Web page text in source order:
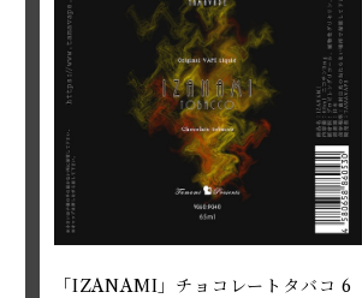
「IZANAMI」チョコレートタバコ 6